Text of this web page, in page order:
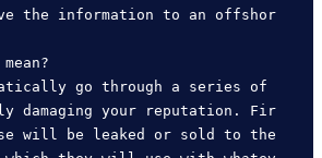
the information to an offshor
go through a series of
damaging your reputation. Fir
will be leaked or sold to the